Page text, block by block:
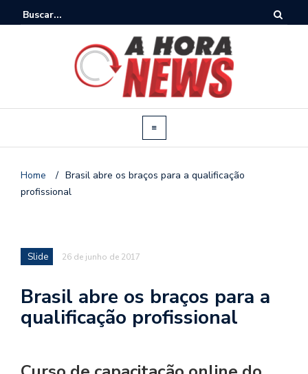
Home / Brasil abre os braços para a qualificação
profissional
Slide 26 de junho de 2017
Brasil abre os braços para a
qualificação profissional